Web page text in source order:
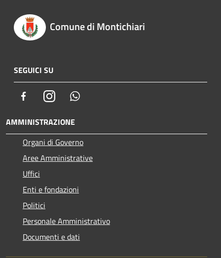
Comune di Montichiari
SEGUICI SU
FacebookInstagram
AMMINISTRAZIONE
Organi di Governo
Aree Amministrative
Uffici
Enti e fondazioni
Politici
Personale Amministrativo
Documenti e dati